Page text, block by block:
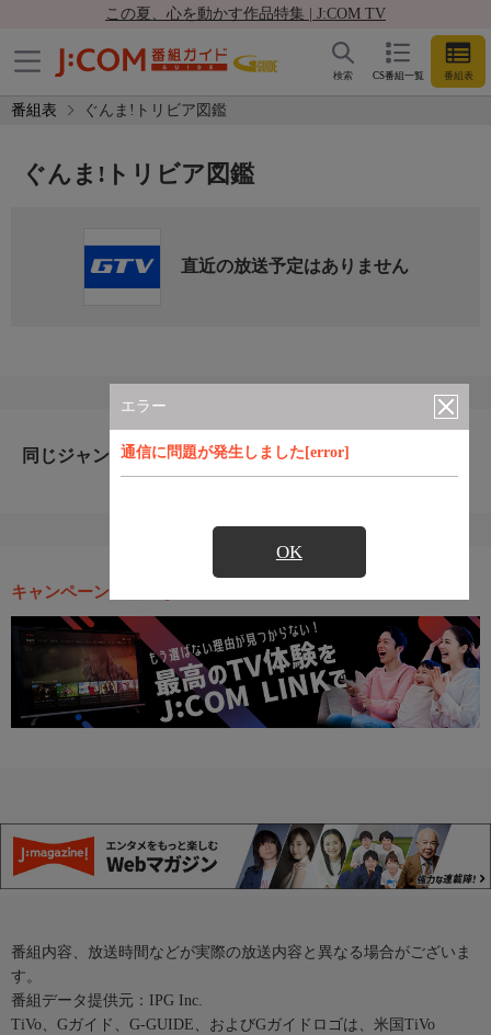
この夏、心を動かす作品特集 | J:COM TV
CS番組一覧 番組表
検索
番組表 ぐんま!トリビア図鑑
エラー
通信に問題が発生しました[error]
OK
ぐんま!トリビア図鑑
直近の放送予定はありません
同じジャンルのおすすめ番組
キャンペーン・お得な情報
番組内容、放送時間などが実際の放送内容と異なる場合がございま
す。
番組データ提供元：IPG Inc.
TiVo、Gガイド、G-GUIDE、およびGガイドロゴは、米国TiVo